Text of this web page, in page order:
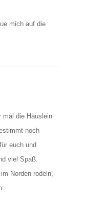
mich auf die
mal die Häuslein
noch
euch und
viel Spaß.
Norden rodeln,